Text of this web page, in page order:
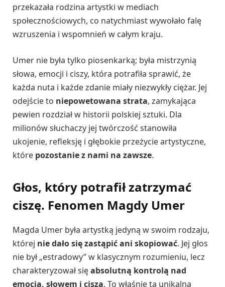
przekazała rodzina artystki w mediach
społecznościowych, co natychmiast wywołało falę
wzruszenia i wspomnień w całym kraju.
Umer nie była tylko piosenkarką; była mistrzynią
słowa, emocji i ciszy, która potrafiła sprawić, że
każda nuta i każde zdanie miały niezwykły ciężar. Jej
odejście to niepowetowana strata, zamykająca
pewien rozdział w historii polskiej sztuki. Dla
milionów słuchaczy jej twórczość stanowiła
ukojenie, refleksję i głębokie przeżycie artystyczne,
które pozostanie z nami na zawsze.
Głos, który potrafił zatrzymać
ciszę. Fenomen Magdy Umer
Magda Umer była artystką jedyną w swoim rodzaju,
której nie dało się zastąpić ani skopiować. Jej głos
nie był „estradowy” w klasycznym rozumieniu, lecz
charakteryzował sięabsolutną kontrolą nad
emocją, słowem i ciszą. To właśnie ta unikalna